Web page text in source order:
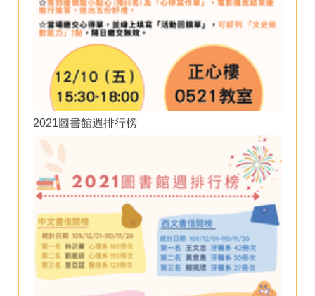
2021圖書館週排行榜